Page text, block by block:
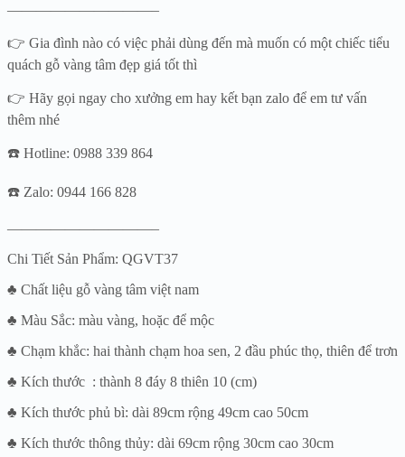
——————————–
👉 Gia đình nào có việc phải dùng đến mà muốn có một chiếc tiểu
quách gỗ vàng tâm đẹp giá tốt thì
👉 Hãy gọi ngay cho xưởng em hay kết bạn zalo để em tư vấn
thêm nhé
☎️ Hotline: 0988 339 864
☎️ Zalo: 0944 166 828
——————————–
Chi Tiết Sản Phẩm: QGVT37
♣ Chất liệu gỗ vàng tâm việt nam
♣ Màu Sắc: màu vàng, hoặc để mộc
♣ Chạm khắc: hai thành chạm hoa sen, 2 đầu phúc thọ, thiên để trơn
♣ Kích thước : thành 8 đáy 8 thiên 10 (cm)
♣ Kích thước phủ bì: dài 89cm rộng 49cm cao 50cm
♣ Kích thước thông thủy: dài 69cm rộng 30cm cao 30cm